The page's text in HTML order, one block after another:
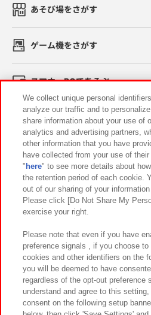
あそび場をさがす
ゲーム機をさがす
スマホ・PCであそぶ
イベント・キャンペーン
関連会社 サステナビリティ
プライバシーポリシー ウェブアク
お取引先さまとともに
カスタマーハラスメント対応方針 よ
We collect unique personal
analyze our traffic and to
share information about your use of
analytics and advertising partners,
other information that you have
have collected from your use of
" here" to see more details about
the retention period of each cookie.
out of our sharing of your
Please click [Do Not Share My
exercise your right.
Please note that even if you have
preference signals , if you choose
cookies and other identifiers on the
you will be deemed to have
regardless of the opt-out preference
understand and agree to this
consent on the following setup